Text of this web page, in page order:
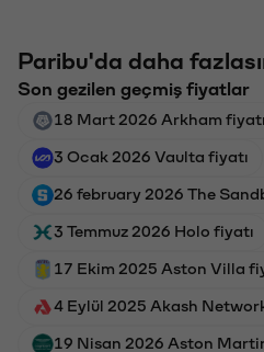
Paribu'da daha
Son gezilen geçmiş fiyatlar
18 Mart 2026 Arkham fiyatı
3 Ocak 2026 Vaulta fiyatı
26 february 2026 The
3 Temmuz 2026 Holo fiyatı
17 Ekim 2025 Aston Villa
4 Eylül 2025 Akash
19 Nisan 2026 Aston